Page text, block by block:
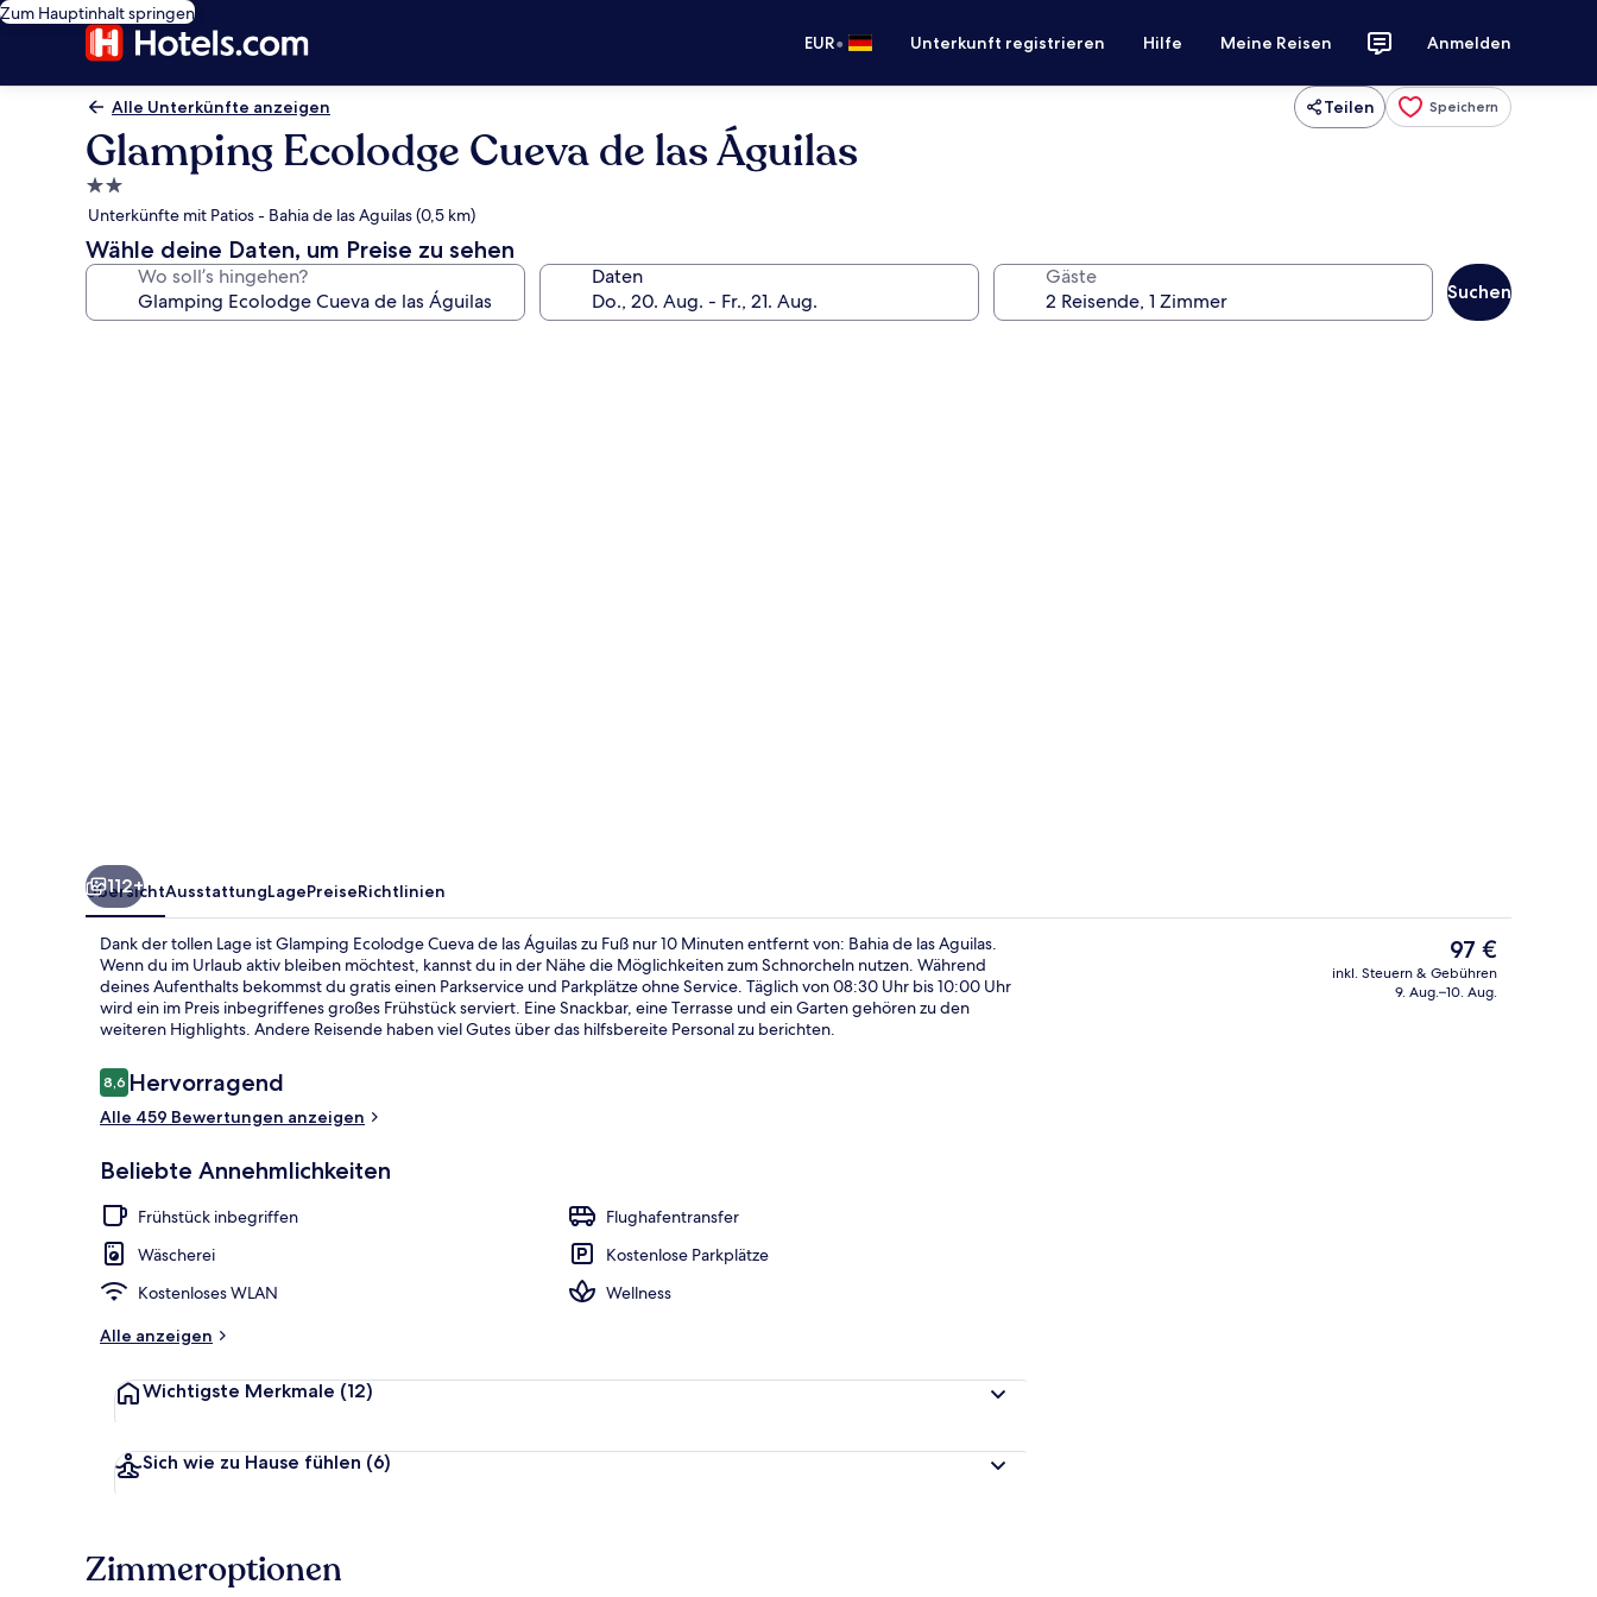
Zum Hauptinhalt springen
EUR• Unterkunft registrieren Hilfe Meine Reisen Anmelden
Alle Unterkünfte anzeigen Teilen Speichern
Glamping Ecolodge Cueva de las Águilas
2.0-
Sterne-
Unterkunft
Unterkünfte mit Patios - Bahia de las Aguilas (0,5 km)
Wähle deine Daten, um Preise zu sehen
Wo soll’s hingehen? Daten Gäste
Suchen
Deluxe-Zelt | Bettwäsche
112+
ÜbersichtAusstattungLagePreiseRichtlinien
Dank der tollen Lage ist Glamping Ecolodge Cueva de las Águilas zu Fuß nur 10 Minuten entfernt von: Bahia de las Aguilas.
Wenn du im Urlaub aktiv bleiben möchtest, kannst du in der Nähe die Möglichkeiten zum Schnorcheln nutzen. Während
deines Aufenthalts bekommst du gratis einen Parkservice und Parkplätze ohne Service. Täglich von 08:30 Uhr bis 10:00 Uhr
wird ein im Preis inbegriffenes großes Frühstück serviert. Eine Snackbar, eine Terrasse und ein Garten gehören zu den
weiteren Highlights. Andere Reisende haben viel Gutes über das hilfsbereite Personal zu berichten.
Bewertungen
8,68,6 von 10.
Hervorragend
Alle 459 Bewertungen anzeigen
Beliebte Annehmlichkeiten
Frühstück inbegriffen
Flughafentransfer
Wäscherei
Kostenlose Parkplätze
Kostenloses WLAN
Wellness
Alle anzeigen
Wichtigste Merkmale (12)
Sich wie zu Hause fühlen (6)
Der
aktuelle
Preis
97 €
inkl. Steuern & Gebühren
9. Aug.–10. Aug.
Zimmeroptionen